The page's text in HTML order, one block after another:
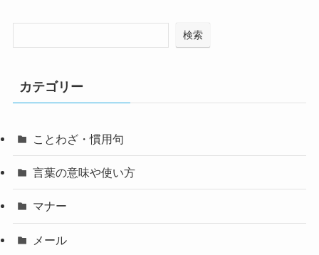
検索
カテゴリー
ことわざ・慣用句
言葉の意味や使い方
マナー
メール